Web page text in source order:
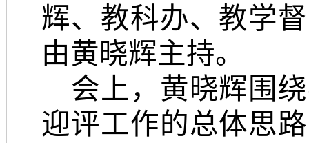
辉、教科办、教学
由黄晓辉主持。
会上，黄晓辉围
迎评工作的总体思